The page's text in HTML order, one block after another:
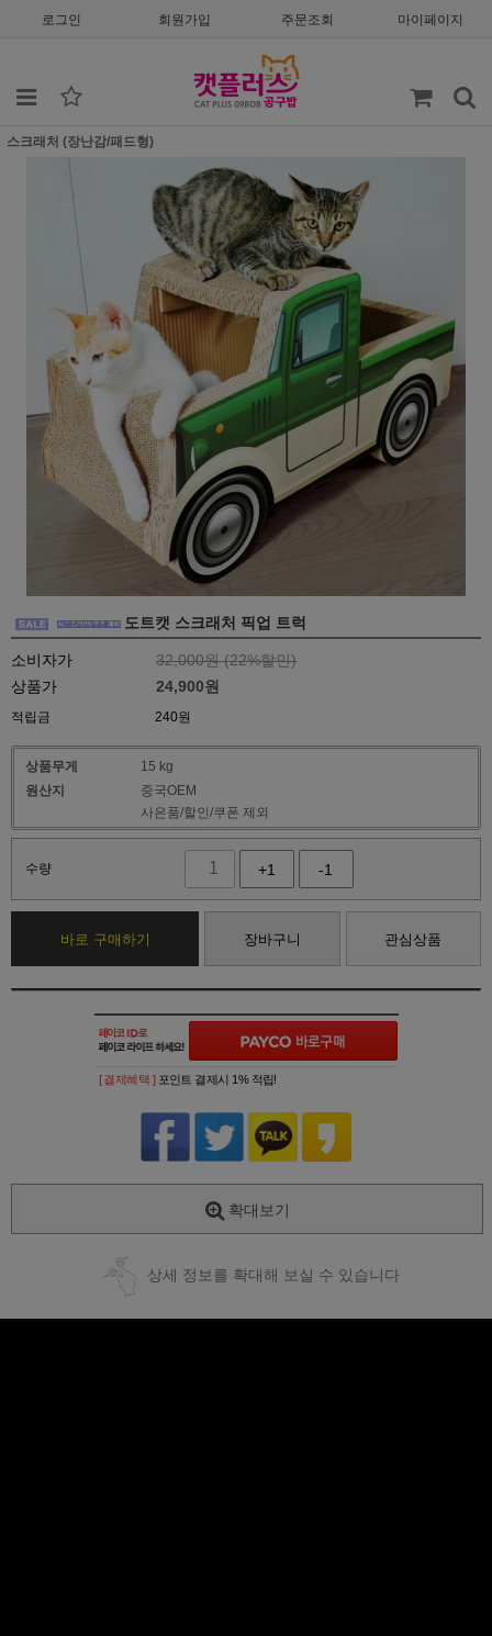
로그인 회원가입 주문조회 마이페이지
스크래처 (장난감/패드형)
도트캣 스크래처 픽업 트럭
소비자가 32,000원 (22%할인)
상품가
24,900원
적립금 240원
상품무게
15 kg
원산지
중국OEM
사은품/할인/쿠폰 제외
수량 +1 -1
바로 구매하기 장바구니 관심상품
[ 결제혜택 ] 포인트 결제시 1% 적립!
확대보기
상세 정보를 확대해 보실 수 있습니다